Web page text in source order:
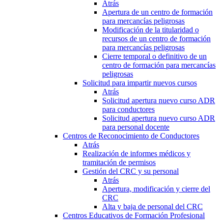
Atrás
Apertura de un centro de formación
para mercancías peligrosas
Modificación de la titularidad o
recursos de un centro de formación
para mercancías peligrosas
Cierre temporal o definitivo de un
centro de formación para mercancías
peligrosas
Solicitud para impartir nuevos cursos
Atrás
Solicitud apertura nuevo curso ADR
para conductores
Solicitud apertura nuevo curso ADR
para personal docente
Centros de Reconocimiento de Conductores
Atrás
Realización de informes médicos y
tramitación de permisos
Gestión del CRC y su personal
Atrás
Apertura, modificación y cierre del
CRC
Alta y baja de personal del CRC
Centros Educativos de Formación Profesional